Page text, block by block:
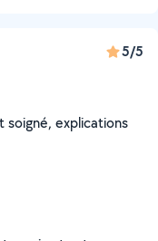
5/5
soigné, explications